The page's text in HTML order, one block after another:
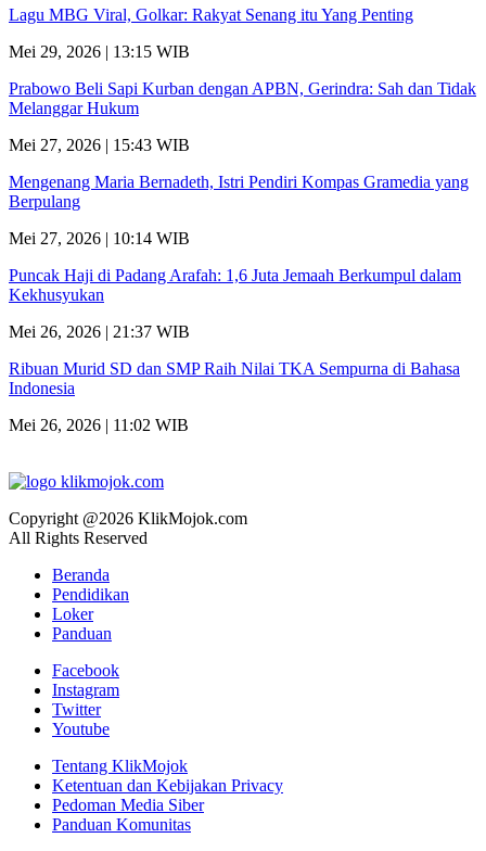
Lagu MBG Viral, Golkar: Rakyat Senang itu Yang Penting
Mei 29, 2026 | 13:15 WIB
Prabowo Beli Sapi Kurban dengan APBN, Gerindra: Sah dan Tidak
Melanggar Hukum
Mei 27, 2026 | 15:43 WIB
Mengenang Maria Bernadeth, Istri Pendiri Kompas Gramedia yang
Berpulang
Mei 27, 2026 | 10:14 WIB
Puncak Haji di Padang Arafah: 1,6 Juta Jemaah Berkumpul dalam
Kekhusyukan
Mei 26, 2026 | 21:37 WIB
Ribuan Murid SD dan SMP Raih Nilai TKA Sempurna di Bahasa
Indonesia
Mei 26, 2026 | 11:02 WIB
Copyright @2026 KlikMojok.com
All Rights Reserved
Beranda
Pendidikan
Loker
Panduan
Facebook
Instagram
Twitter
Youtube
Tentang KlikMojok
Ketentuan dan Kebijakan Privacy
Pedoman Media Siber
Panduan Komunitas